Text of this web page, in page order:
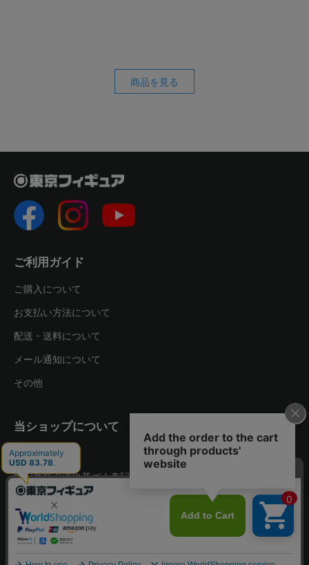
商品を見る
ご利用ガイド
ご購入について
お支払い方法について
配送・送料について
メール通知について
その他
当ショップについて
運営会社
特定商取引法に基づく表記
プライバシーポリシー
お問い合わせ